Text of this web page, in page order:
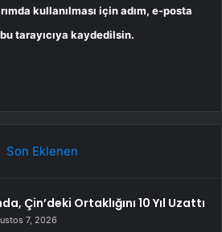
kullanılması için adım, e-posta
tarayıcıya kaydedilsin.
Son Eklenen
Çin’deki Ortaklığını 10 Yıl Uzattı
7, 2026